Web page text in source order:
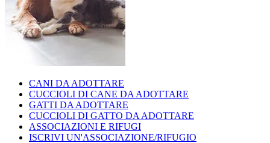
CANI DA ADOTTARE
CUCCIOLI DI CANE DA ADOTTARE
GATTI DA ADOTTARE
CUCCIOLI DI GATTO DA ADOTTARE
ASSOCIAZIONI E RIFUGI
ISCRIVI UN'ASSOCIAZIONE/RIFUGIO